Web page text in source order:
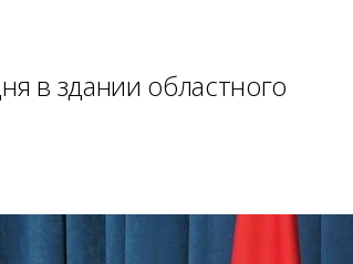
в здании областного